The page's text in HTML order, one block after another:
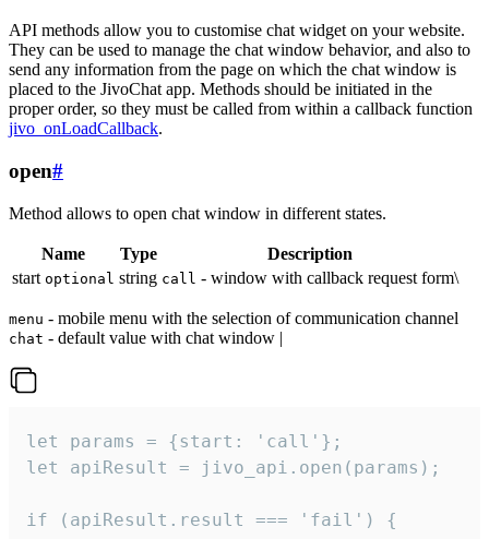
API methods allow you to customise chat widget on your website.
They can be used to manage the chat window behavior, and also to
send any information from the page on which the chat window is
placed to the JivoChat app. Methods should be initiated in the
proper order, so they must be called from within a callback function
jivo_onLoadCallback.
open#
Method allows to open chat window in different states.
Name Type
Description
start optional string call - window with callback request form\
menu - mobile menu with the selection of communication channel
chat - default value with chat window |
let params = {start: 'call'};
let apiResult = jivo_api.open(params);
if (apiResult.result === 'fail') {